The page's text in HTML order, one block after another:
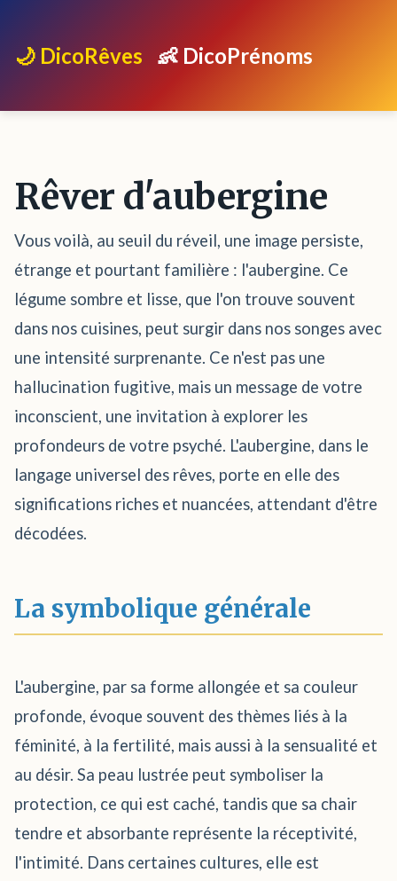
🌙 DicoRêves 👶 DicoPrénoms
Rêver d'aubergine
Vous voilà, au seuil du réveil, une image persiste,
étrange et pourtant familière : l'aubergine. Ce
légume sombre et lisse, que l'on trouve souvent
dans nos cuisines, peut surgir dans nos songes avec
une intensité surprenante. Ce n'est pas une
hallucination fugitive, mais un message de votre
inconscient, une invitation à explorer les
profondeurs de votre psyché. L'aubergine, dans le
langage universel des rêves, porte en elle des
significations riches et nuancées, attendant d'être
décodées.
La symbolique générale
L'aubergine, par sa forme allongée et sa couleur
profonde, évoque souvent des thèmes liés à la
féminité, à la fertilité, mais aussi à la sensualité et
au désir. Sa peau lustrée peut symboliser la
protection, ce qui est caché, tandis que sa chair
tendre et absorbante représente la réceptivité,
l'intimité. Dans certaines cultures, elle est